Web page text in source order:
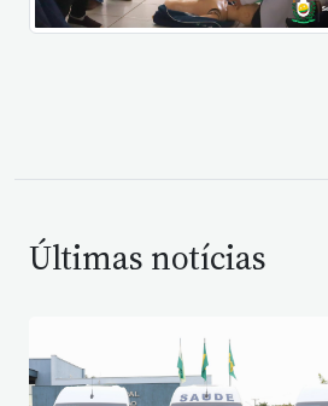
Últimas notícias